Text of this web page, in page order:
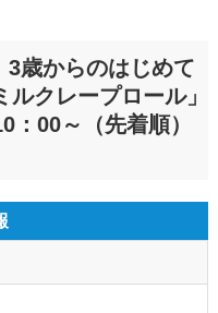
歳からのはじめて
クレープロール」
：00～（先着順）